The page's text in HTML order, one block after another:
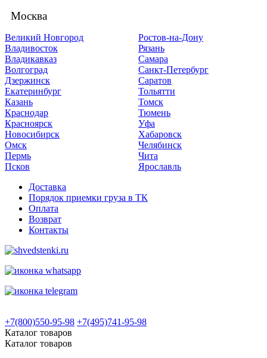
Москва
Великий Новгород
Владивосток
Владикавказ
Волгоград
Дзержинск
Екатеринбург
Казань
Краснодар
Красноярск
Новосибирск
Омск
Пермь
Псков
Ростов-на-Дону
Рязань
Самара
Санкт-Петербург
Саратов
Тольятти
Томск
Тюмень
Уфа
Хабаровск
Челябинск
Чита
Ярославль
Доставка
Порядок приемки груза в ТК
Оплата
Возврат
Контакты
+7(800)550-95-98 +7(495)741-95-98
Каталог товаров
Каталог товаров